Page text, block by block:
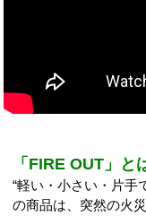
「FIRE OUT」と
“軽い・小さい・片手
の商品は、突然の火